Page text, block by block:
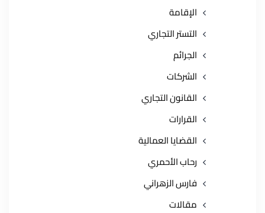
الإقامة
التستر التجاري
الجرائم
الشركات
القانون التجاري
القرارات
القضايا العمالية
رحاب الأحمري
فارس الزهراني
مقالات